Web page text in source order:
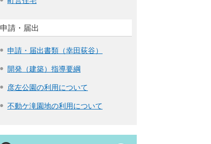
申請・届出
申請・届出書類（幸田荻谷）
開発（建築）指導要綱
彦左公園の利用について
不動ケ滝園地の利用について